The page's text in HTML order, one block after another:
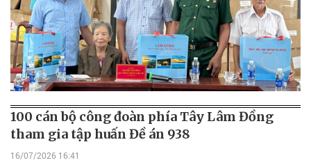
100 cán bộ công đoàn phía Tây Lâm Đồng
tham gia tập huấn Đề án 938
16/07/2026 16:41